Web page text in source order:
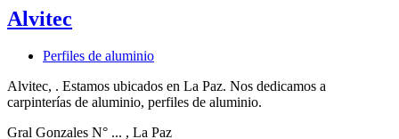
Alvitec
Perfiles de aluminio
Alvitec, . Estamos ubicados en La Paz. Nos dedicamos a
carpinterías de aluminio, perfiles de aluminio.
Gral Gonzales N° ... , La Paz